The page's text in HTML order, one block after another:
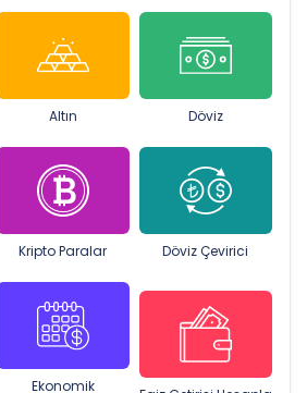
Altın Döviz
Kripto Paralar Döviz Çevirici
Ekonomik